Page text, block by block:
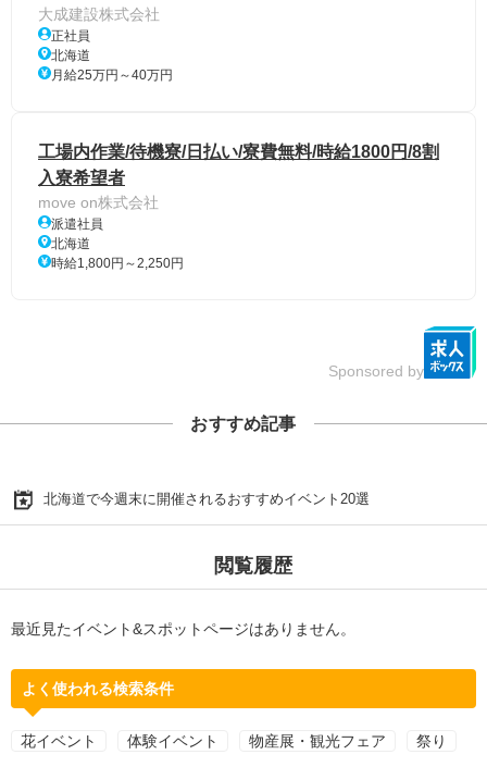
大成建設株式会社
正社員
北海道
月給25万円～40万円
工場内作業/待機寮/日払い/寮費無料/時給1800円/8割
入寮希望者
move on株式会社
派遣社員
北海道
時給1,800円～2,250円
Sponsored by
おすすめ記事
北海道で今週末に開催されるおすすめイベント20選
閲覧履歴
最近見たイベント&スポットページはありません。
よく使われる検索条件
花イベント 体験イベント 物産展・観光フェア 祭り